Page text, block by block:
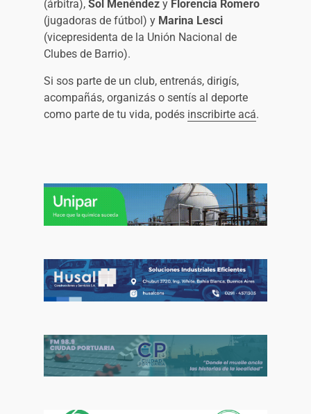
(árbitra),Sol Menéndez y Florencia Romero
(jugadoras de fútbol) y Marina Lesci
(vicepresidenta de la Unión Nacional de
Clubes de Barrio).
Si sos parte de un club, entrenás, dirigís,
acompañás, organizás o sentís al deporte
como parte de tu vida, podés inscribirte acá.